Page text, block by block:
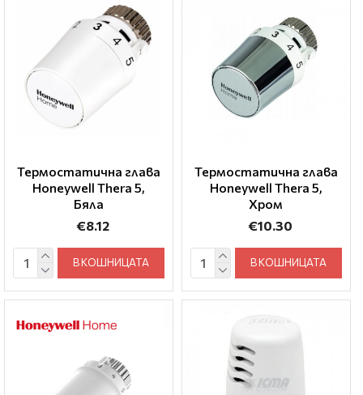
Термостатична глава
Honeywell Thera 5,
Бяла
€8.12
В КОШНИЦАТА
Термостатична глава
Honeywell Thera 5,
Хром
€10.30
В КОШНИЦАТА